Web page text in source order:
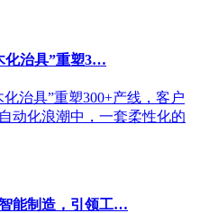
化治具”重塑3…
治具”重塑300+产线，客户
动化浪潮中，一套柔性化的
能制造，引领工…